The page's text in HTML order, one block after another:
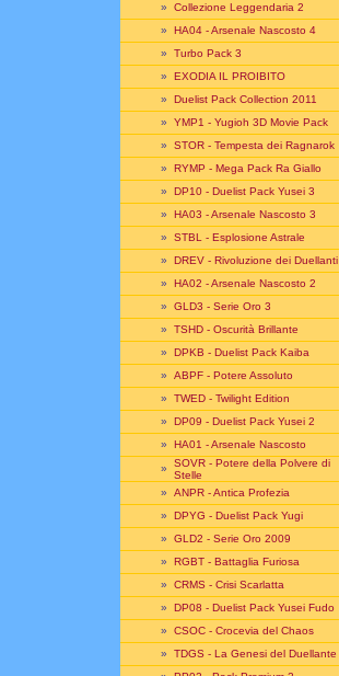
» Collezione Leggendaria 2
» HA04 - Arsenale Nascosto 4
» Turbo Pack 3
» EXODIA IL PROIBITO
» Duelist Pack Collection 2011
» YMP1 - Yugioh 3D Movie Pack
» STOR - Tempesta dei Ragnarok
» RYMP - Mega Pack Ra Giallo
» DP10 - Duelist Pack Yusei 3
» HA03 - Arsenale Nascosto 3
» STBL - Esplosione Astrale
» DREV - Rivoluzione dei Duellanti
» HA02 - Arsenale Nascosto 2
» GLD3 - Serie Oro 3
» TSHD - Oscurità Brillante
» DPKB - Duelist Pack Kaiba
» ABPF - Potere Assoluto
» TWED - Twilight Edition
» DP09 - Duelist Pack Yusei 2
» HA01 - Arsenale Nascosto
» SOVR - Potere della Polvere di
Stelle
» ANPR - Antica Profezia
» DPYG - Duelist Pack Yugi
» GLD2 - Serie Oro 2009
» RGBT - Battaglia Furiosa
» CRMS - Crisi Scarlatta
» DP08 - Duelist Pack Yusei Fudo
» CSOC - Crocevia del Chaos
» TDGS - La Genesi del Duellante